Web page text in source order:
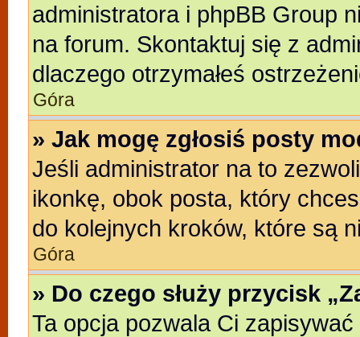
administratora i phpBB Group
na forum. Skontaktuj się z
dlaczego otrzymałeś
Góra
» Jak mogę zgłosiś posty
Jeśli administrator na to
ikonkę, obok posta, który
do kolejnych kroków, które są
Góra
» Do czego służy przycisk
Ta opcja pozwala Ci